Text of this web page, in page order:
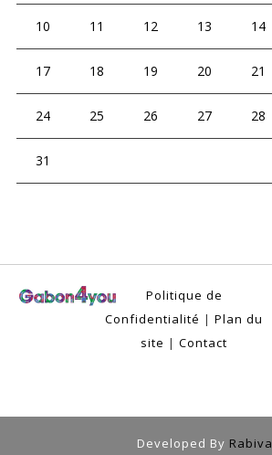
10 11 12 13 14
17 18 19 20 21
24 25 26 27 28
31
Politique de
Confidentialité | Plan du
site | Contact
Developed By Rabiva